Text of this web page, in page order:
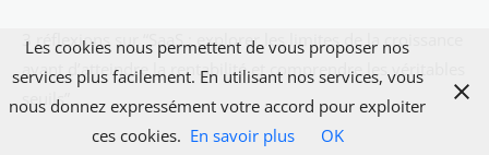
3 réflexions sur “SaaS : explorer les limites de la croissance
avant d’atteindre la rentabilité et comprendre les véritables
seuils”
Les cookies nous permettent de vous proposer nos
services plus facilement. En utilisant nos services, vous
nous donnez expressément votre accord pour exploiter
ces cookies. En savoir plus OK